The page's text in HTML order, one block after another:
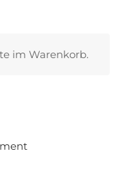
im Warenkorb.